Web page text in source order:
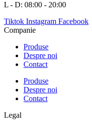
L - D: 08:00 - 20:00
Tiktok Instagram Facebook
Companie
Produse
Despre noi
Contact
Produse
Despre noi
Contact
Legal